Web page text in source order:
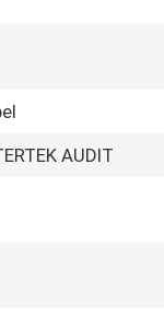
AUDIT